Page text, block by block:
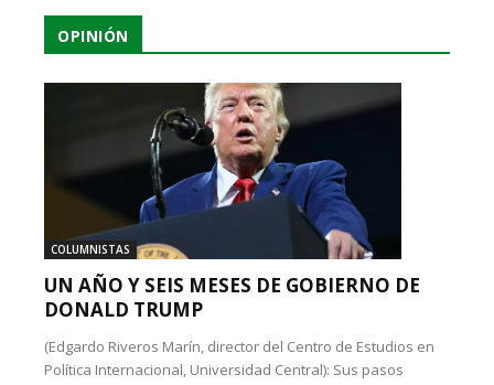
OPINIÓN
COLUMNISTAS
UN AÑO Y SEIS MESES DE GOBIERNO DE
DONALD TRUMP
(Edgardo Riveros Marín, director del Centro de Estudios en
Política Internacional, Universidad Central): Sus pasos